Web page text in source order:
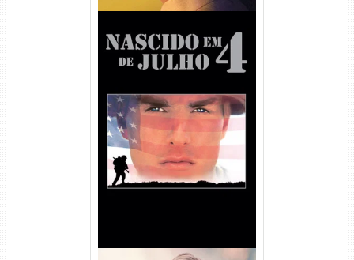
Nascido em 4 de Julho
Torrent (1989) WEB-DL 1080p
Dual Áudio